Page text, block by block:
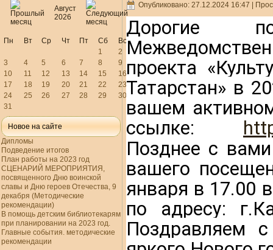
Август
2026
Пн Вт Ср Чт Пт Сб
Вс
1
2
3
4 5 6 7 8
9
10
11 12 13 14 15
16
17
18 19 20 21 22
23
24
25 26 27 28 29
30
31
Новое на сайте
Дипломы
Подведение итогов
План работы на 2023 год
СЦЕНАРИЙ МЕРОПРИЯТИЯ,
посвященного Дню воинской
славы и Дню героев Отечества, 9
декабря (Методические
рекомендации)
В помощь детским библиотекарям
при планировании на 2023 год.
Главные события. методические
рекомендации
Опубликовано: 27.12.2024 16:47 |
Дорогие
проекта
Татарстан» в
вашем
ссылке:
Позднее с
вашего
января в 17.00
по адресу:
Поздравляем